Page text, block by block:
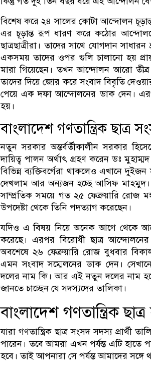
বিশেষ করে ২৪ সালের কোটা আন্দোলন
এর চূড়ান্ত রূপ ধারণ করে কঠোর আন্দোলনে
ছাত্রছাত্রীরা। তাদের সাথে যোগদান
একসময় তাদের ওপর গুলি চালানো হয়
মারা গিয়েছেন। তখন আন্দোলন আরো
তাদের দিয়ে জোর করে সংবাদ বিবৃতি
পেয়ে এক দফা আন্দোলনের ডাক দেন।
হয়।
বাংলাদেশ গণতান্ত্রিক ছাত্র
নতুন সরকার অন্তর্বর্তীকালীন সরকার
দায়িত্ব পালন অর্থাৎ গ্রহণ করেন ডঃ
বিভিন্ন ব্যক্তিবর্গেরা থাকলেও এখানে
দেখলাম আর অন্যজন হচ্ছে আসিফ মাহমুদ।
সাম্প্রতিক সময়ে গত ২৫ ফেব্রুয়ারি রোজ
উপদেষ্টা থেকে তিনি পদত্যাগ করেছেন।
যদিও এ বিষয় নিয়ে অনেক আগে থেকে
করেছে। এরপর বিরোধী ছাত্র আন্দোলনের
অবশেষে ২৬ ফেব্রুয়ারি রোজ বুধবার
এমন সংবাদ সম্মেলনের ডাক দেন।
দলের নাম কি। আর এই নতুন দলের নাম
জানতে চাচ্ছেন যে‌ সদস্যদের তালিকা।
বাংলাদেশ গণতান্ত্রিক
যারা গণতান্ত্রিক ছাত্র সংসদ সদস্য প্রার্থী
পারেন। তবে আমরা এখন পর্যন্ত এটি হাতে
হবে। তাই আপনারা সে পর্যন্ত আমাদের